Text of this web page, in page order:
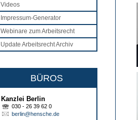
Videos
Impressum-Generator
Webinare zum Arbeitsrecht
Update Arbeitsrecht Archiv
BÜROS
Kanzlei Berlin
030 - 26 39 62 0
berlin@hensche.de